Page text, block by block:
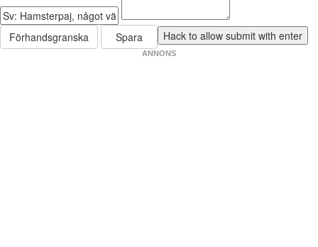
Förhandsgranska Spara
ANNONS